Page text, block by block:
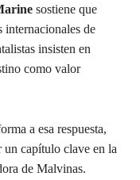
sostiene que
internacionales de
insisten en
como valor
a esa respuesta,
un capítulo clave en la
de Malvinas.